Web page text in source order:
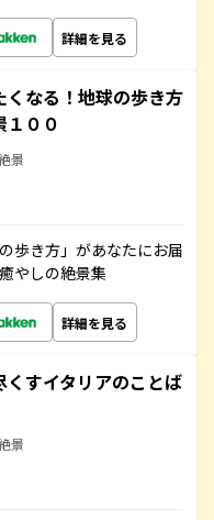
詳細を見る
くなる！地球の歩き方
１００
景
歩き方」があなたにお届
やしの絶景集
詳細を見る
すイタリアのことば
景